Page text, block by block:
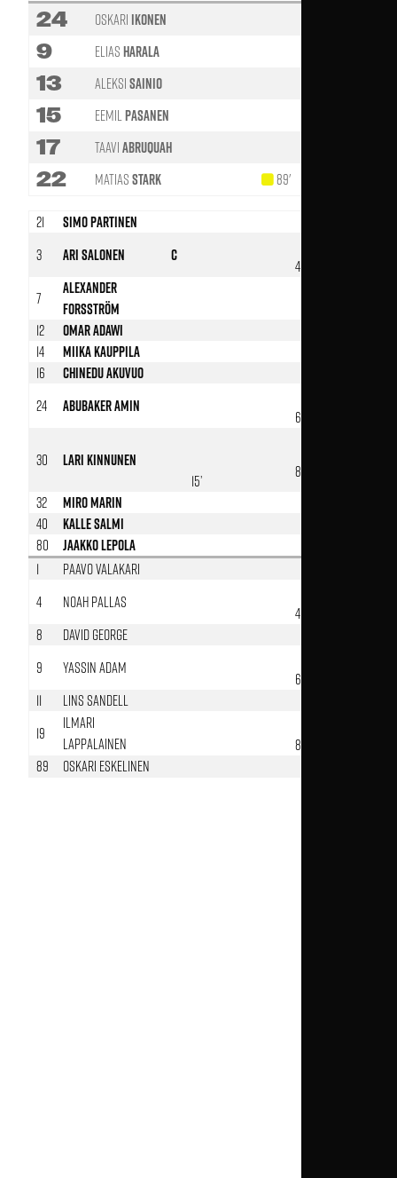
24 Oskari Ikonen
9 EliasHarala
13 AleksiSainio
15 EemilPasanen
17 TaaviAbruquah
22 MatiasStark 89'
21 Simo Partinen
3 Ari Salonen C
46’
7
Alexander
Forsström
12 Omar Adawi
14 Miika Kauppila
16 Chinedu Akuvuo
24 Abubaker Amin
62’
30 Lari Kinnunen
15’
81’
32
Miro Marin
40 Kalle Salmi
80 Jaakko Lepola
1
Paavo Valakari
4
Noah Pallas
46’
8
David George
9
Yassin Adam
62’
11
Lins Sandell
19
Ilmari
Lappalainen
81’
89
Oskari Eskelinen